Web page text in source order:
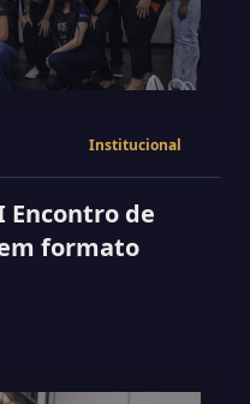
Institucional
Encontro de
formato